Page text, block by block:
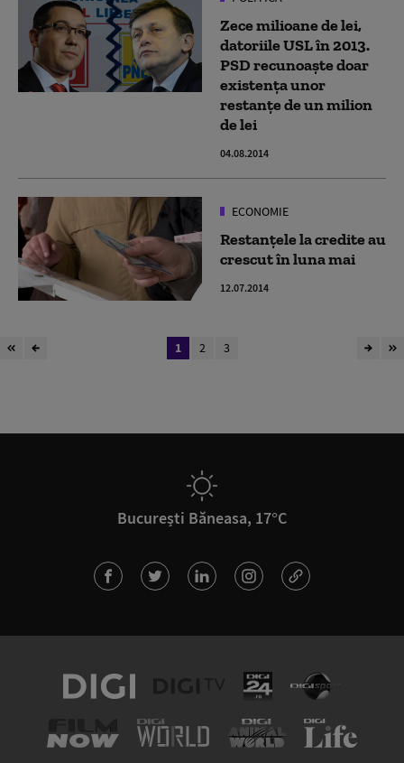
Zece milioane de lei,
datoriile USL în 2013.
PSD recunoaște doar
existența unor
restanțe de un milion
de lei
04.08.2014
ECONOMIE
Restanțele la credite au
crescut în luna mai
12.07.2014
1 2 3
București Băneasa, 17°C